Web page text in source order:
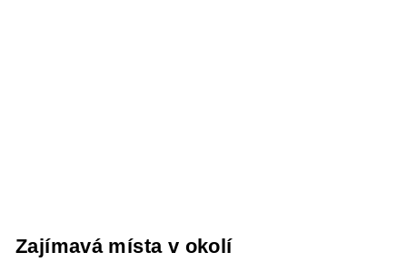
Zajímavá místa v okolí